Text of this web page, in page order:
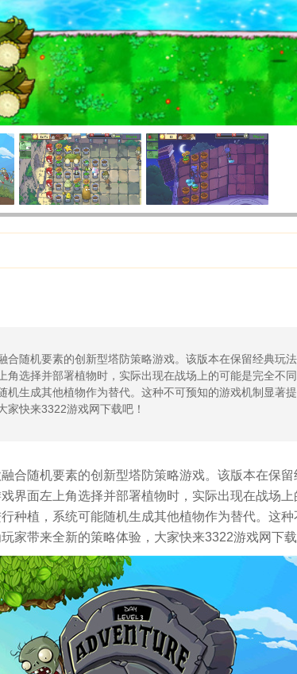
合随机要素的创新型塔防策略游戏。该版本在保留经典玩
选择并部署植物时，实际出现在战场上的可能是完全不
机生成其他植物作为替代。这种不可预知的游戏机制显著
家快来3322游戏网下载吧！
合随机要素的创新型塔防策略游戏。该版本在保
界面左上角选择并部署植物时，实际出现在战场
种植，系统可能随机生成其他植物作为替代。这
家带来全新的策略体验，大家快来3322游戏网下载